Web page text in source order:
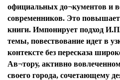
официальных до¬кументов и
современников. Это
книги. Импонирует подход
темы, повествование идет в
контексте без пересказа
Ав¬тору, активно
своего города, сочетающему